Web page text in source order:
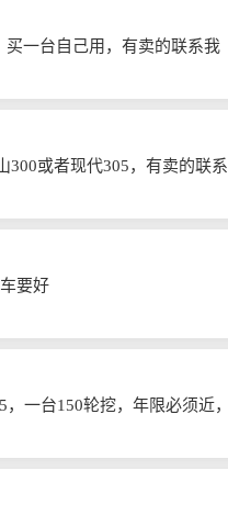
买一台自己用，有卖的联系我
300或者现代305，有卖的联
要好
，一台150轮挖，年限必须近